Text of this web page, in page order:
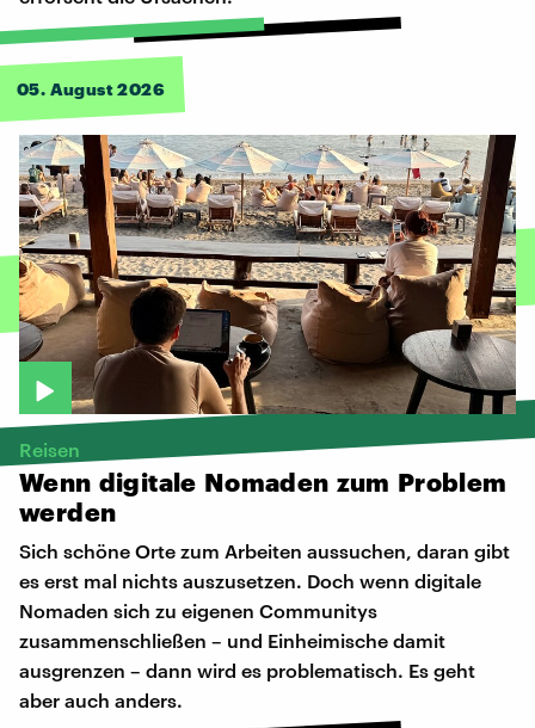
05. August 2026
Reisen
Wenn digitale Nomaden zum Problem
werden
Sich schöne Orte zum Arbeiten aussuchen, daran gibt
es erst mal nichts auszusetzen. Doch wenn digitale
Nomaden sich zu eigenen Communitys
zusammenschließen – und Einheimische damit
ausgrenzen – dann wird es problematisch. Es geht
aber auch anders.